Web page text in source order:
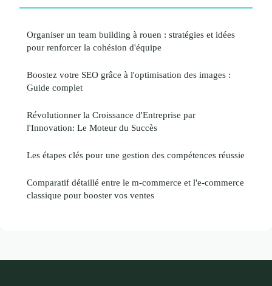
Organiser un team building à rouen : stratégies et idées
pour renforcer la cohésion d'équipe
Boostez votre SEO grâce à l'optimisation des images :
Guide complet
Révolutionner la Croissance d'Entreprise par
l'Innovation: Le Moteur du Succès
Les étapes clés pour une gestion des compétences réussie
Comparatif détaillé entre le m-commerce et l'e-commerce
classique pour booster vos ventes